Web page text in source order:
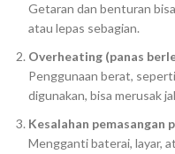
Getaran dan benturan
atau lepas sebagian.
Overheating (panas
Penggunaan berat,
digunakan, bisa merusak
Kesalahan pemasangan
Mengganti baterai, layar,